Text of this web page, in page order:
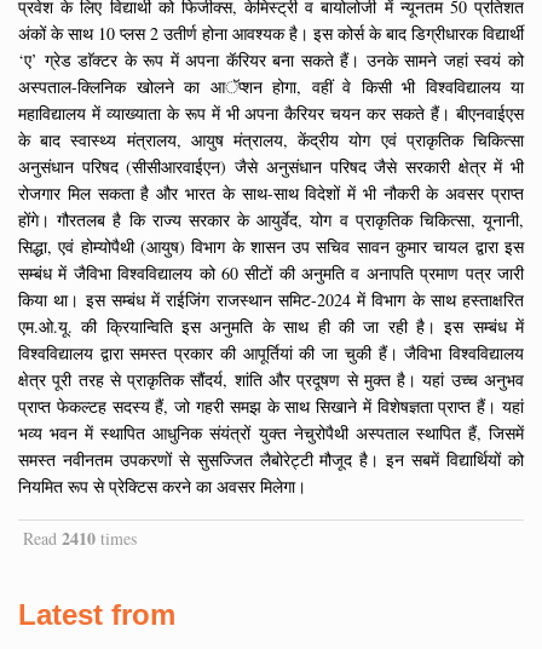
प्रवेश के लिए विद्यार्थी को फिजीक्स, केमिस्ट्री व बायोलोजी में न्यूनतम 50 प्रतिशत
अंकों के साथ 10 प्लस 2 उतीर्ण होना आवश्यक है। इस कोर्स के बाद डिग्रीधारक विद्यार्थी
‘ए’ ग्रेड डाॅक्टर के रूप में अपना कॅरियर बना सकते हैं। उनके सामने जहां स्वयं को
अस्पताल-क्लिनिक खोलने का आॅप्शन होगा, वहीं वे किसी भी विश्वविद्यालय या
महाविद्यालय में व्याख्याता के रूप में भी अपना कैरियर चयन कर सकते हैं। बीएनवाईएस
के बाद स्वास्थ्य मंत्रालय, आयुष मंत्रालय, केंद्रीय योग एवं प्राकृतिक चिकित्सा
अनुसंधान परिषद (सीसीआरवाईएन) जैसे अनुसंधान परिषद जैसे सरकारी क्षेत्र में भी
रोजगार मिल सकता है और भारत के साथ-साथ विदेशों में भी नौकरी के अवसर प्राप्त
होंगे। गौरतलब है कि राज्य सरकार के आयुर्वेद, योग व प्राकृतिक चिकित्सा, यूनानी,
सिद्धा, एवं होम्योपैथी (आयुष) विभाग के शासन उप सचिव सावन कुमार चायल द्वारा इस
सम्बंध में जैविभा विश्वविद्यालय को 60 सीटों की अनुमति व अनापति प्रमाण पत्र जारी
किया था। इस सम्बंध में राईजिंग राजस्थान समिट-2024 में विभाग के साथ हस्ताक्षरित
एम.ओ.यू. की क्रियान्विति इस अनुमति के साथ ही की जा रही है। इस सम्बंध में
विश्वविद्यालय द्वारा समस्त प्रकार की आपूर्तियां की जा चुकी हैं। जैविभा विश्वविद्यालय
क्षेत्र पूरी तरह से प्राकृतिक सौंदर्य, शांति और प्रदूषण से मुक्त है। यहां उच्च अनुभव
प्राप्त फेकल्टह सदस्य हैं, जो गहरी समझ के साथ सिखाने में विशेषज्ञता प्राप्त हैं। यहां
भव्य भवन में स्थापित आधुनिक संयंत्रों युक्त नेचुरोपैथी अस्पताल स्थापित हैं, जिसमें
समस्त नवीनतम उपकरणों से सुसज्जित लैबोरेट्टी मौजूद है। इन सबमें विद्यार्थियों को
नियमित रूप से प्रेक्टिस करने का अवसर मिलेगा।
Read 2410 times
Latest from